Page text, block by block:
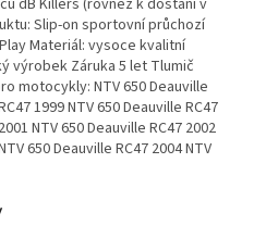
dB Killers (rovněž k dostání v
Slip-on sportovní průchozí
Materiál: vysoce kvalitní
výrobek Záruka 5 let Tlumič
motocykly: NTV 650 Deauville
1999 NTV 650 Deauville RC47
NTV 650 Deauville RC47 2002
650 Deauville RC47 2004 NTV